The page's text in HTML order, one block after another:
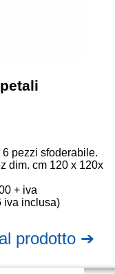
pezzi sfoderabile.
dim. cm 120 x 120x
+ iva
iva inclusa)
prodotto ➔